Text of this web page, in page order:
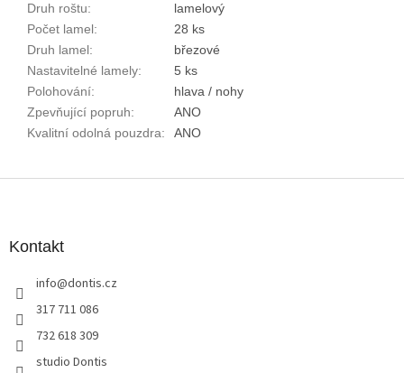
Druh roštu:
lamelový
Počet lamel:
28 ks
Druh lamel:
březové
Nastavitelné lamely:
5 ks
Polohování:
hlava / nohy
Zpevňující popruh:
ANO
Kvalitní odolná pouzdra: ANO
Kontakt
info@dontis.cz
317 711 086
732 618 309
studio Dontis